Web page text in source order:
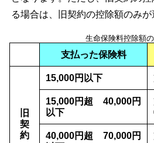
る場合は、旧契約の控除額のみが
生命保険料控除額
支払った保険料
旧
契
約
15,000円以下
15,000円超 40,000円
以下
40,000円超 70,000円